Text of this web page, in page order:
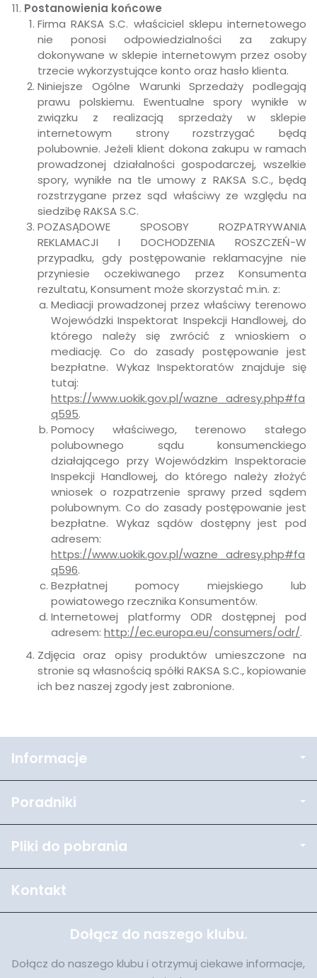
Postanowienia końcowe
Firma RAKSA S.C. właściciel sklepu internetowego
nie ponosi odpowiedzialności za zakupy
dokonywane w sklepie internetowym przez osoby
trzecie wykorzystujące konto oraz hasło klienta.
Niniejsze Ogólne Warunki Sprzedaży podlegają
prawu polskiemu. Ewentualne spory wynikłe w
związku z realizacją sprzedaży w sklepie
internetowym strony rozstrzygać będą
polubownie. Jeżeli klient dokona zakupu w ramach
prowadzonej działalności gospodarczej, wszelkie
spory, wynikłe na tle umowy z RAKSA S.C., będą
rozstrzygane przez sąd właściwy ze względu na
siedzibę RAKSA S.C.
POZASĄDOWE SPOSOBY ROZPATRYWANIA
REKLAMACJI I DOCHODZENIA ROSZCZEŃ-W
przypadku, gdy postępowanie reklamacyjne nie
przyniesie oczekiwanego przez Konsumenta
rezultatu, Konsument może skorzystać m.in. z:
Mediacji prowadzonej przez właściwy terenowo
Wojewódzki Inspektorat Inspekcji Handlowej, do
którego należy się zwrócić z wnioskiem o
mediację. Co do zasady postępowanie jest
bezpłatne. Wykaz Inspektoratów znajduje się
tutaj:
https://www.uokik.gov.pl/wazne_adresy.php#fa
q595.
Pomocy właściwego, terenowo stałego
polubownego sądu konsumenckiego
działającego przy Wojewódzkim Inspektoracie
Inspekcji Handlowej, do którego należy złożyć
wniosek o rozpatrzenie sprawy przed sądem
polubownym. Co do zasady postępowanie jest
bezpłatne. Wykaz sądów dostępny jest pod
adresem:
https://www.uokik.gov.pl/wazne_adresy.php#fa
q596.
Bezpłatnej pomocy miejskiego lub
powiatowego rzecznika Konsumentów.
Internetowej platformy ODR dostępnej pod
adresem: http://ec.europa.eu/consumers/odr/.
Zdjęcia oraz opisy produktów umieszczone na
stronie są własnością spółki RAKSA S.C., kopiowanie
ich bez naszej zgody jest zabronione.
Informacje
Poradniki
Pliki do pobrania
Kontakt
Dołącz do naszego klubu.
Dołącz do naszego klubu i otrzymuj ciekawe informacje,